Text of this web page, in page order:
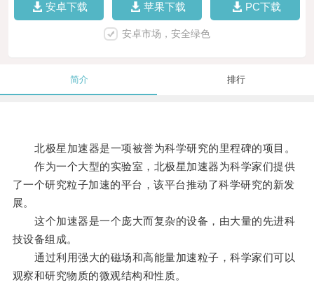
安卓下载 苹果下载 PC下载
安卓市场，安全绿色
简介 排行
北极星加速器是一项被誉为科学研究的里程碑的项目。
作为一个大型的实验室，北极星加速器为科学家们提供
了一个研究粒子加速的平台，该平台推动了科学研究的新发
展。
这个加速器是一个庞大而复杂的设备，由大量的先进科
技设备组成。
通过利用强大的磁场和高能量加速粒子，科学家们可以
观察和研究物质的微观结构和性质。